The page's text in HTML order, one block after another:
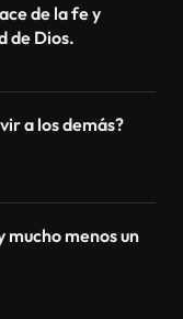
de la fe y
de Dios.
a los demás?
mucho menos un